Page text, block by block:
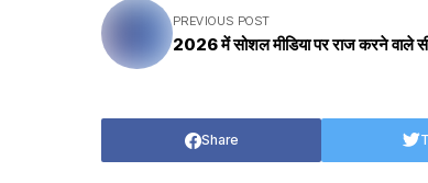
PREVIOUS POST
2026 में सोशल मीडिया पर राज करने वाले
Share